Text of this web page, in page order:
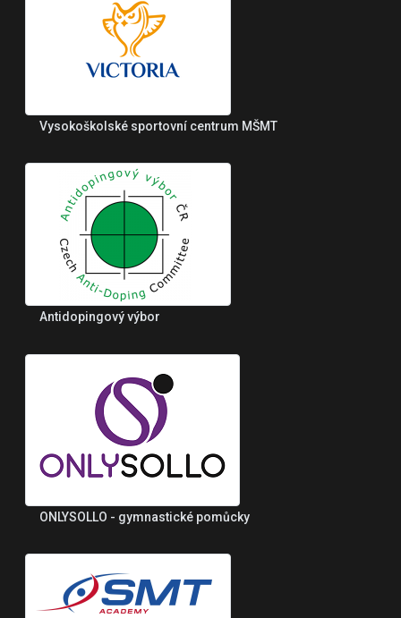
Vysokoškolské sportovní centrum MŠMT
Antidopingový výbor
ONLYSOLLO - gymnastické pomůcky